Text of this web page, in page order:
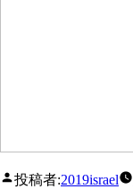
投稿者:2019israel